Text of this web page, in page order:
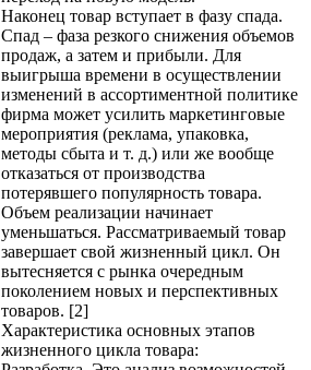
Наконец товар вступает в фазу спада.
Спад – фаза резкого снижения объемов
продаж, а затем и прибыли. Для
выигрыша времени в осуществлении
изменений в ассортиментной политике
фирма может усилить маркетинговые
мероприятия (реклама, упаковка,
методы сбыта и т. д.) или же вообще
отказаться от производства
потерявшего популярность товара.
Объем реализации начинает
уменьшаться. Рассматриваемый товар
завершает свой жизненный цикл. Он
вытесняется с рынка очередным
поколением новых и перспективных
товаров. [2]
Характеристика основных этапов
жизненного цикла товара: